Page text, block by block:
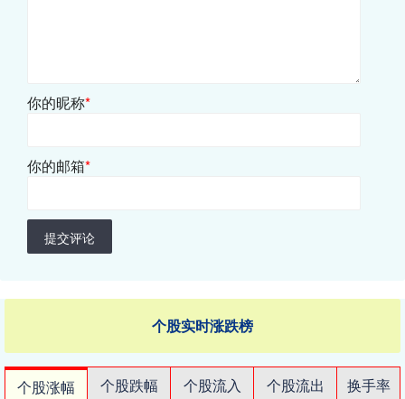
你的昵称*
你的邮箱*
提交评论
个股实时涨跌榜
个股涨幅 个股跌幅 个股流入 个股流出
换手率